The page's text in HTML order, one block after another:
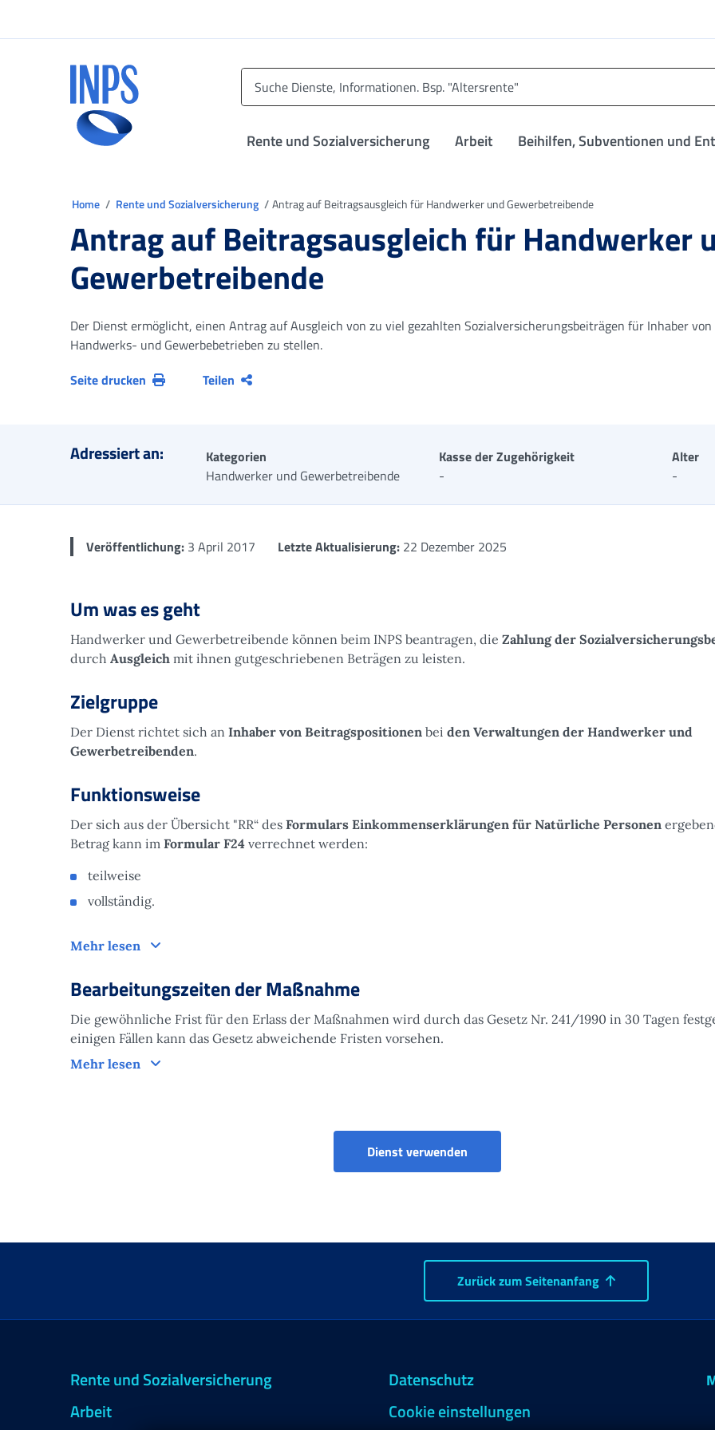
Rente und Sozialversicherung Arbeit Beihilfen, Subventionen und
Home Rente und Sozialversicherung Antrag auf Beitragsausgleich für Handwerker und Gewerbetreibende
Antrag auf Beitragsausgleich für Handwerker
Gewerbetreibende
Der Dienst ermöglicht, einen Antrag auf Ausgleich von zu viel gezahlten Sozialversicherungsbeiträgen für Inhaber von
Handwerks- und Gewerbebetrieben zu stellen.
Seite drucken
Teilen
Adressiert an:
Kategorien
Handwerker und Gewerbetreibende
Kasse der Zugehörigkeit
-
Alter
-
Veröffentlichung: 3 April 2017 Letzte Aktualisierung: 22 Dezember 2025
Um was es geht
Handwerker und Gewerbetreibende können beim INPS beantragen, die Zahlung der
durch Ausgleich mit ihnen gutgeschriebenen Beträgen zu leisten.
Zielgruppe
Der Dienst richtet sich an Inhaber von Beitragspositionen bei den Verwaltungen der Handwerker und
Gewerbetreibenden.
Funktionsweise
Der sich aus der Übersicht "RR“ des Formulars Einkommenserklärungen für Natürliche Personen
Betrag kann im Formular F24 verrechnet werden:
teilweise
vollständig.
Mehr lesen Funktionsweise
Bearbeitungszeiten der Maßnahme
Die gewöhnliche Frist für den Erlass der Maßnahmen wird durch das Gesetz Nr. 241/1990 in 30 Tagen
einigen Fällen kann das Gesetz abweichende Fristen vorsehen.
Mehr lesen
Bearbeitungszeiten der Maßnahme
Dienst verwendenBeitragsausgleich - Antrag (Handwerker und
Zurück zum Seitenanfang
Rente und Sozialversicherung
Arbeit
Datenschutz
Cookie einstellungen